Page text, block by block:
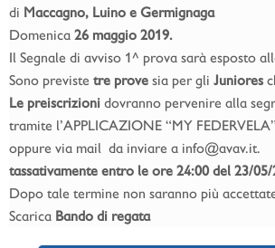
di Maccagno, Luino e Germignaga
Domenica 26 maggio 2019.
Il Segnale di avviso 1^ prova sarà esposto
Sono previste tre prove sia per gli Juniores
Le preiscrizioni dovranno pervenire alla
tramite l’APPLICAZIONE “MY FEDERVELA”
oppure via mail da inviare a info@avav.it.
tassativamente entro le ore 24:00 del 23/05/
Dopo tale termine non saranno più
Scarica Bando di regata